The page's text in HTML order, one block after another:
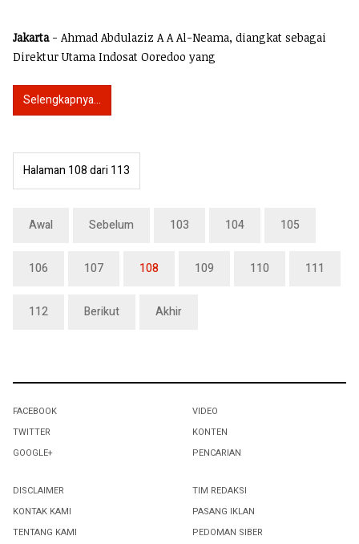
Jakarta- Ahmad Abdulaziz A A Al-Neama, diangkat sebagai
Direktur Utama Indosat Ooredoo yang
Selengkapnya...
Halaman 108 dari 113
Awal Sebelum 103 104 105
106 107 108 109 110 111
112 Berikut Akhir
FACEBOOK
TWITTER
GOOGLE+
VIDEO
KONTEN
PENCARIAN
DISCLAIMER
KONTAK KAMI
TENTANG KAMI
TIM REDAKSI
PASANG IKLAN
PEDOMAN SIBER